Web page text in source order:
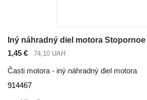
1,45 € 74,10 UAH
Časti motora - iný náhradný diel motora
914467